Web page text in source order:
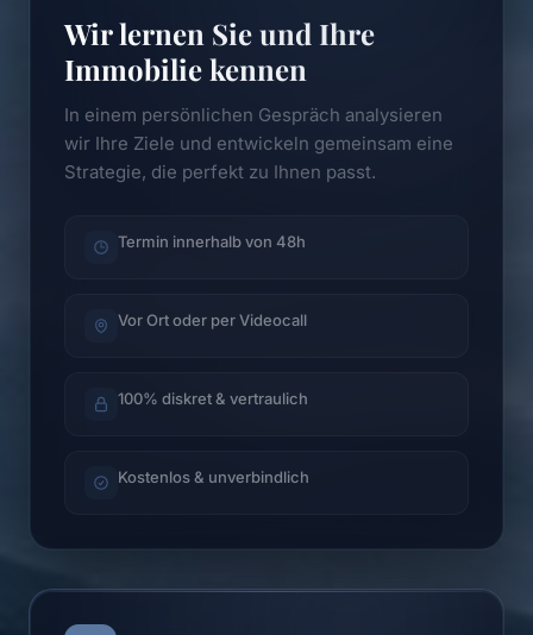
Wir lernen Sie und Ihre
Immobilie kennen
In einem persönlichen Gespräch analysieren
wir Ihre Ziele und entwickeln gemeinsam eine
Strategie, die perfekt zu Ihnen passt.
Termin innerhalb von 48h
Vor Ort oder per Videocall
100% diskret & vertraulich
Kostenlos & unverbindlich